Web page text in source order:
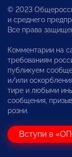
© 2023
и среднего
Все права
Комментарии на
требованиям
публикуем
и/или
тире и любыми
сообщения,
розни.
Вступи в